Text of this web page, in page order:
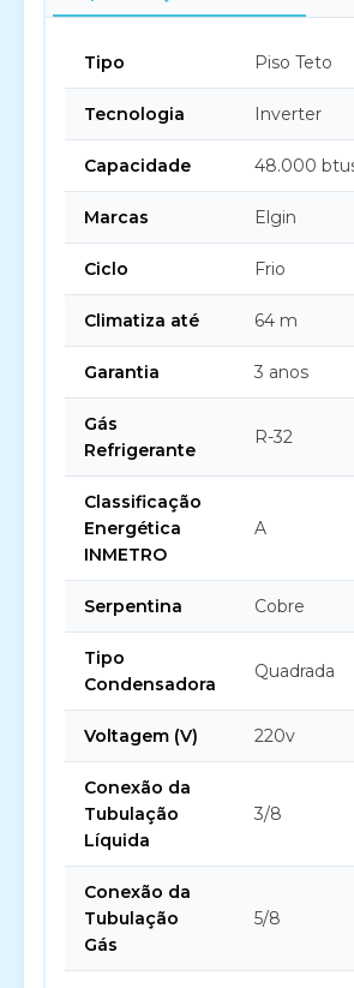
Tipo Piso Teto
Tecnologia Inverter
Capacidade 48.000
Marcas Elgin
Ciclo Frio
Climatiza até 64 m
Garantia 3 anos
Gás
Refrigerante
R-32
Classificação
Energética
INMETRO
A
Serpentina Cobre
Tipo
Condensadora
Quadrada
Voltagem (V) 220v
Conexão da
Tubulação
Líquida
3/8
Conexão da
Tubulação
Gás
5/8